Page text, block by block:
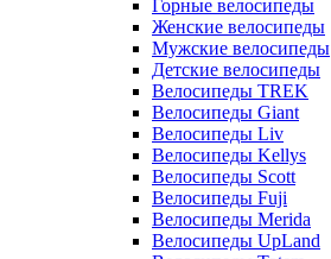
Горные велосипеды
Женские велосипеды
Мужские велосипеды
Детские велосипеды
Велосипеды TREK
Велосипеды Giant
Велосипеды Liv
Велосипеды Kellys
Велосипеды Scott
Велосипеды Fuji
Велосипеды Merida
Велосипеды UpLand